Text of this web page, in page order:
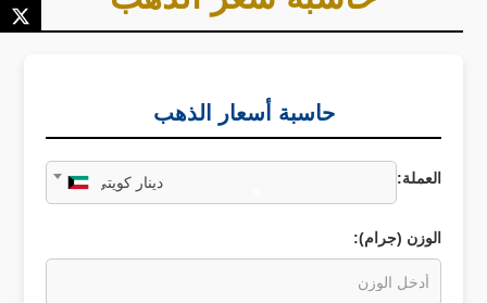
حاسبة أسعار الذهب
العملة:
دينار كويتي
الوزن (جرام):